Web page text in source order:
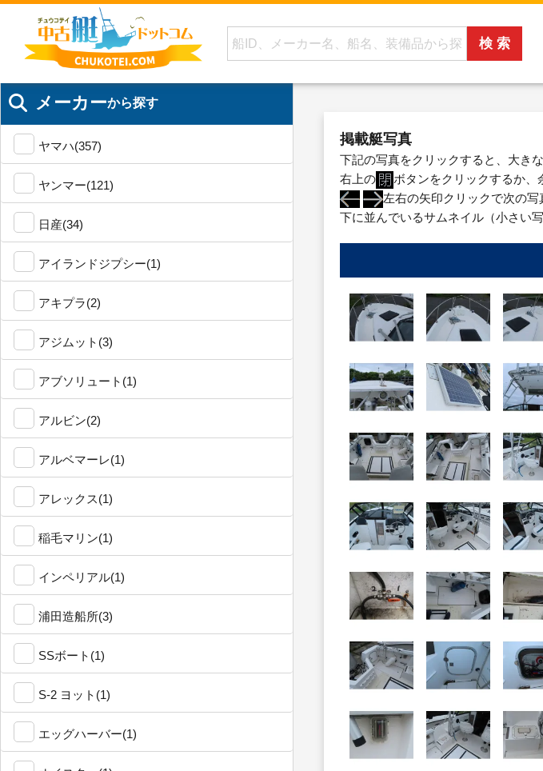
メーカーから探す
ヤマハ(357)
ヤンマー(121)
日産(34)
アイランドジプシー(1)
アキプラ(2)
アジムット(3)
アブソリュート(1)
アルビン(2)
アルベマーレ(1)
アレックス(1)
稲毛マリン(1)
インペリアル(1)
浦田造船所(3)
SSボート(1)
S-2 ヨット(1)
エッグハーバー(1)
掲載艇写真
下記の写真をクリックすると、大き
右上の
ボタンをクリックするか、
左右の矢印クリックで次の写
下に並んでいるサムネイル（小さい